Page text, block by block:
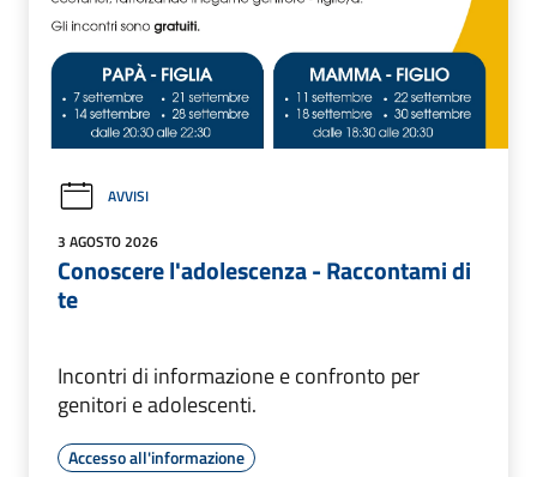
AVVISI
3 AGOSTO 2026
Conoscere l'adolescenza - Raccontami di
te
Incontri di informazione e confronto per
genitori e adolescenti.
Accesso all'informazione